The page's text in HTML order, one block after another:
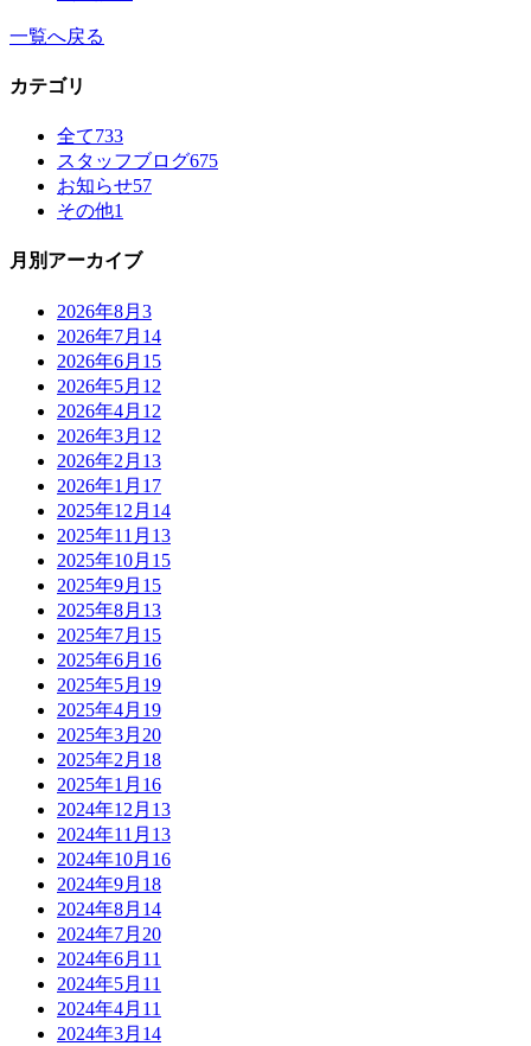
一覧へ戻る
カテゴリ
全て733
スタッフブログ675
お知らせ57
その他1
月別アーカイブ
2026年8月 3
2026年7月 14
2026年6月 15
2026年5月 12
2026年4月 12
2026年3月 12
2026年2月 13
2026年1月 17
2025年12月 14
2025年11月 13
2025年10月 15
2025年9月 15
2025年8月 13
2025年7月 15
2025年6月 16
2025年5月 19
2025年4月 19
2025年3月 20
2025年2月 18
2025年1月 16
2024年12月 13
2024年11月 13
2024年10月 16
2024年9月 18
2024年8月 14
2024年7月 20
2024年6月 11
2024年5月 11
2024年4月 11
2024年3月 14